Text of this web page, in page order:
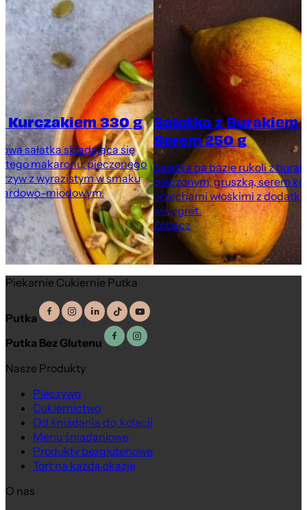
Kurczakiem 330 g
sałatka składająca się
makaronu, pieczonego
z wyrazistym w smaku
miodowym.
Sałatka z Burakiem
Serem 250 g
Sałatka na bazie rukoli z
pieczonym, gruszką, serem
orzechami włoskimi z
winegret.
Zobacz
Piekarnie Cukiernie Putka
Putka
Putka Bez Glutenu
Nasze Produkty
Pieczywo
Cukiernictwo
Od śniadania do kolacji
Menu śniadaniowe
Produkty bezglutenowe
Tort na każdą okazję
O nas